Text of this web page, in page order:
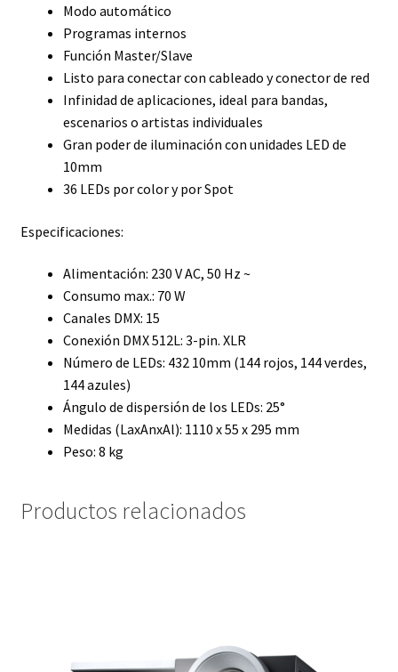
Modo automático
Programas internos
Función Master/Slave
Listo para conectar con cableado y conector de red
Infinidad de aplicaciones, ideal para bandas,
escenarios o artistas individuales
Gran poder de iluminación con unidades LED de
10mm
36 LEDs por color y por Spot
Especificaciones:
Alimentación: 230 V AC, 50 Hz ~
Consumo max.: 70 W
Canales DMX: 15
Conexión DMX 512L: 3-pin. XLR
Número de LEDs: 432 10mm (144 rojos, 144 verdes,
144 azules)
Ángulo de dispersión de los LEDs: 25°
Medidas (LaxAnxAl): 1110 x 55 x 295 mm
Peso: 8 kg
Productos relacionados